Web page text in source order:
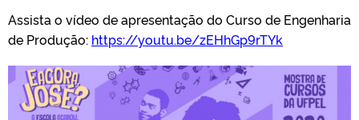
Assista o vídeo de apresentação do Curso de Engenharia
de Produção: https://youtu.be/zEHhGp9rTYk